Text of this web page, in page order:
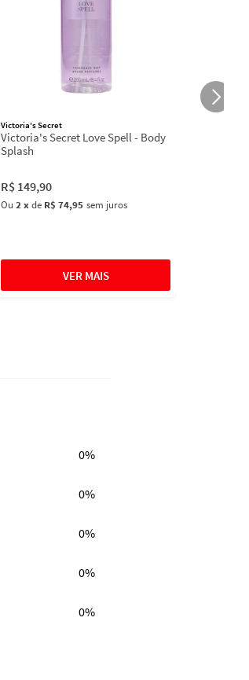
Victoria's Secret
Victoria's Secret Love Spell - Body
Splash
R$ 149,90
Ou 2xde R$ 74,95 sem juros
0%
0%
0%
0%
0%